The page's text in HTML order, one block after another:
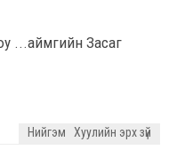
...аймгийн Засаг
Нийгэм Хуулийн эрх зүй